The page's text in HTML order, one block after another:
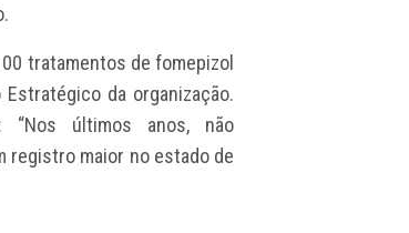
tratamentos de fomepizol
da organização.
“Nos últimos anos, não
registro maior no estado de